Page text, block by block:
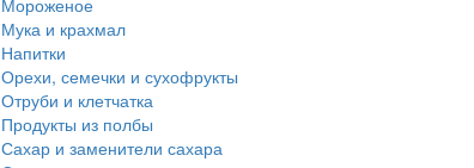
Мороженое
Мука и крахмал
Напитки
Орехи, семечки и сухофрукты
Отруби и клетчатка
Продукты из полбы
Сахар и заменители сахара